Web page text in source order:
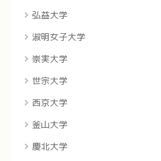
弘益大学
淑明女子大学
崇実大学
世宗大学
西京大学
釜山大学
慶北大学